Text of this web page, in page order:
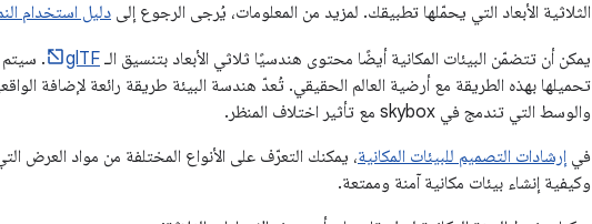
الثلاثية الأبعاد التي يحمّلها تطبيقك. لمزيد من المعلومات، يُرجى الرجوع إلى دليل استخدام
يمكن أن تتضمّن البيئات المكانية أيضًا محتوى هندسيًا ثلاثي الأبعاد بتنسيق الـ glTF
. سيتم
تحميلها بهذه الطريقة مع أرضية العالم الحقيقي. تُعدّ هندسة البيئة طريقة رائعة لإضافة
والوسط التي تندمج في skybox مع تأثير اختلاف المنظر.
في إرشادات التصميم للبيئات المكانية، يمكنك التعرّف على الأنواع المختلفة من مواد العرض
وكيفية إنشاء بيئات مكانية آمنة وممتعة.